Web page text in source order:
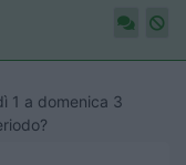
1 a domenica 3